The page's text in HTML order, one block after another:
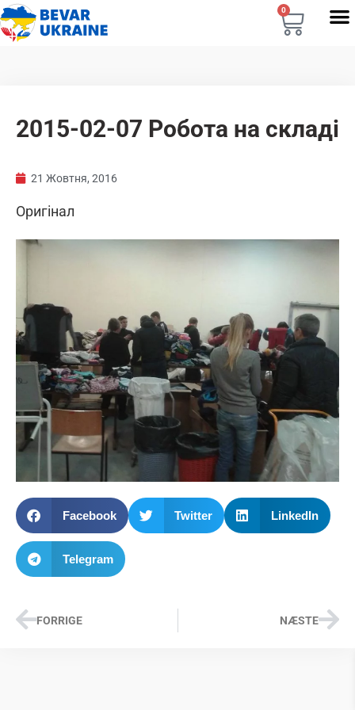
0
2015-02-07 Робота на складі
21 Жовтня, 2016
Оригінал
Facebook Twitter LinkedIn
Telegram
FORRIGE NÆSTE